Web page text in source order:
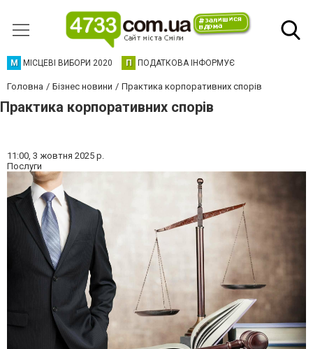
М МІСЦЕВІ ВИБОРИ 2020 П ПОДАТКОВА ІНФОРМУЄ
Головна Бізнес новини Практика корпоративних спорів
Практика корпоративних спорів
11:00, 3 жовтня 2025 р.
Послуги